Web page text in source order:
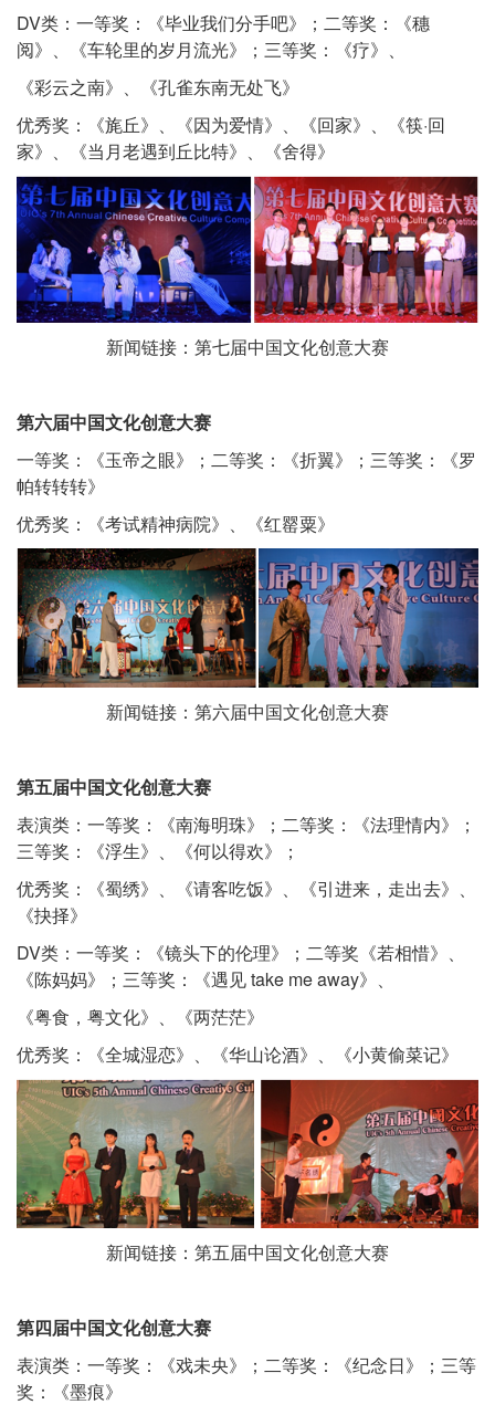
DV类：一等奖：《毕业我们分手吧》；二等奖：《穗
阅》、《车轮里的岁月流光》；三等奖：《疗》、
《彩云之南》、《孔雀东南无处飞》
优秀奖：《旄丘》、《因为爱情》、《回家》、《筷·回
家》、《当月老遇到丘比特》、《舍得》
新闻链接： 第七届中国文化创意大赛
第六届中国文化创意大赛
一等奖：《玉帝之眼》；二等奖：《折翼》；三等奖：《罗
帕转转转》
优秀奖：《考试精神病院》、《红罂粟》
新闻链接： 第六届中国文化创意大赛
第五届中国文化创意大赛
表演类：一等奖：《南海明珠》；二等奖：《法理情内》；
三等奖：《浮生》、《何以得欢》；
优秀奖：《蜀绣》、《请客吃饭》、《引进来，走出去》、
《抉择》
DV类：一等奖：《镜头下的伦理》；二等奖《若相惜》、
《陈妈妈》；三等奖：《遇见 take me away》、
《粤食，粤文化》、《两茫茫》
优秀奖：《全城湿恋》、《华山论酒》、《小黄偷菜记》
新闻链接： 第五届中国文化创意大赛
第四届中国文化创意大赛
表演类：一等奖：《戏未央》；二等奖：《纪念日》；三等
奖：《墨痕》